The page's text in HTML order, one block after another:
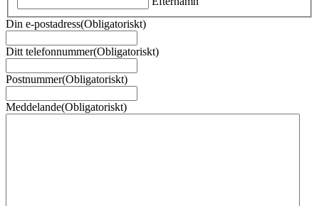
Din e-postadress(Obligatoriskt)
Ditt telefonnummer(Obligatoriskt)
Postnummer(Obligatoriskt)
Meddelande(Obligatoriskt)